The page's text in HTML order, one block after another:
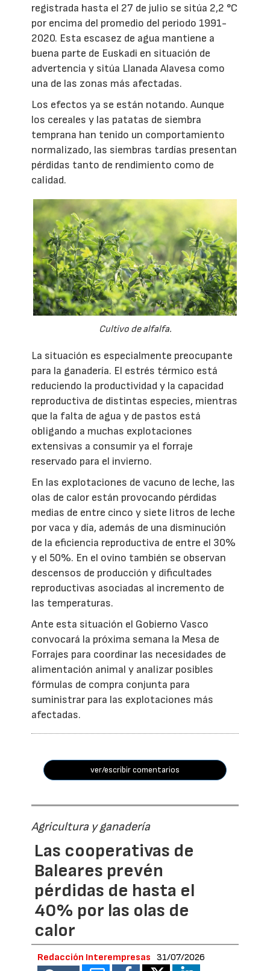
registrada hasta el 27 de julio se sitúa 2,2 °C
por encima del promedio del periodo 1991-
2020. Esta escasez de agua mantiene a
buena parte de Euskadi en situación de
advertencia y sitúa Llanada Alavesa como
una de las zonas más afectadas.
Los efectos ya se están notando. Aunque
los cereales y las patatas de siembra
temprana han tenido un comportamiento
normalizado, las siembras tardías presentan
pérdidas tanto de rendimiento como de
calidad.
Cultivo de alfalfa.
La situación es especialmente preocupante
para la ganadería. El estrés térmico está
reduciendo la productividad y la capacidad
reproductiva de distintas especies, mientras
que la falta de agua y de pastos está
obligando a muchas explotaciones
extensivas a consumir ya el forraje
reservado para el invierno.
En las explotaciones de vacuno de leche, las
olas de calor están provocando pérdidas
medias de entre cinco y siete litros de leche
por vaca y día, además de una disminución
de la eficiencia reproductiva de entre el 30%
y el 50%. En el ovino también se observan
descensos de producción y dificultades
reproductivas asociadas al incremento de
las temperaturas.
Ante esta situación el Gobierno Vasco
convocará la próxima semana la Mesa de
Forrajes para coordinar las necesidades de
alimentación animal y analizar posibles
fórmulas de compra conjunta para
suministrar para las explotaciones más
afectadas.
ver/escribir comentarios
Agricultura y ganadería
Las cooperativas de
Baleares prevén
pérdidas de hasta el
40% por las olas de
calor
Redacción Interempresas 31/07/2026